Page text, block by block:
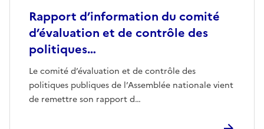
Rapport d’information du comité
d’évaluation et de contrôle des
politiques…
Le comité d’évaluation et de contrôle des
politiques publiques de l’Assemblée nationale vient
de remettre son rapport d…